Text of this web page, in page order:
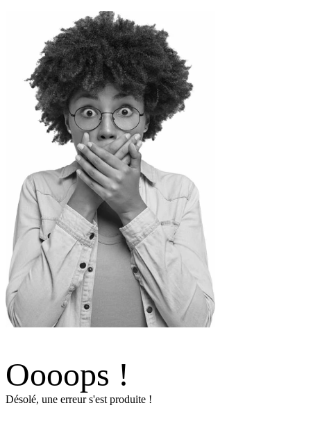
Oooops !
Désolé, une erreur s'est produite !